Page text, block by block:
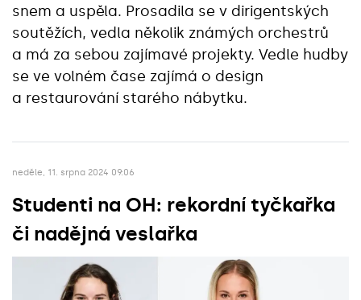
snem a uspěla. Prosadila se v dirigentských
soutěžích, vedla několik známých orchestrů
a má za sebou zajímavé projekty. Vedle hudby
se ve volném čase zajímá o design
a restaurování starého nábytku.
neděle, 11. srpna 2024 09:06
Studenti na OH: rekordní tyčkařka
či nadějná veslařka